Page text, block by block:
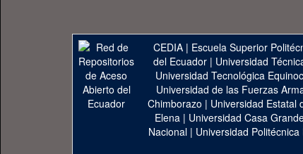
CEDIA | Escuela Superior
del Ecuador| Universidad
Universidad Tecnológica
Universidad de las Fuerzas
Chimborazo | Universidad Estatal
Elena | Universidad Casa
Nacional | Universidad